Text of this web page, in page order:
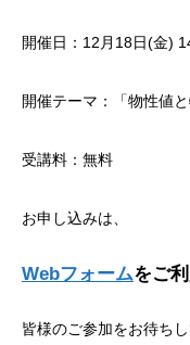
開催日：12月18日(金)
開催テーマ：「物性値
受講料：無料
お申し込みは、
Webフォームをご
皆様のご参加をお待ちし